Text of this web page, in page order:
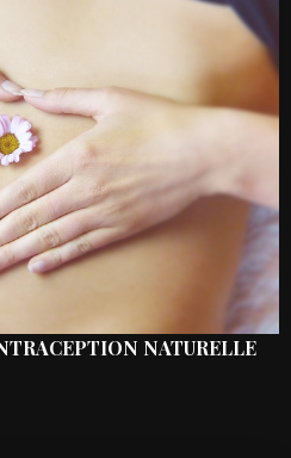
NATURELLE